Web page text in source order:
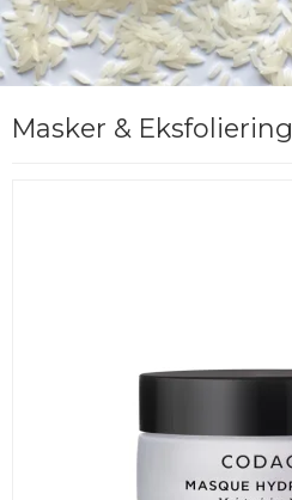
Masker & Eksfoliering